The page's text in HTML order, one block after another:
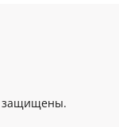
защищены.